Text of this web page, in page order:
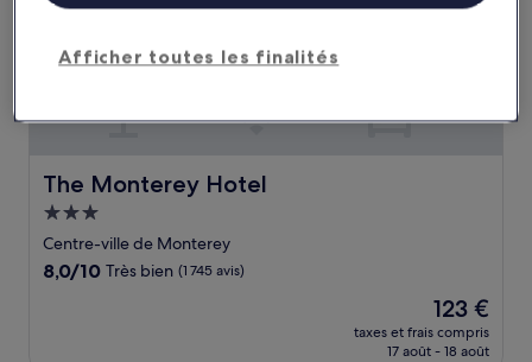
The Monterey Hotel
The Monterey Hotel
Hébergement
3.0 étoiles
Centre-ville de Monterey
8.0
8,0/10 Très bien (1 745 avis)
Le
nouveau
prix
123 €
taxes et frais compris
17 août - 18 août
Afficher toutes les finalités